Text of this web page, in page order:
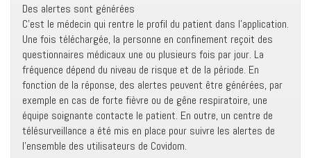
Des alertes sont générées
C’est le médecin qui rentre le profil du patient dans l’application.
Une fois téléchargée, la personne en confinement reçoit des
questionnaires médicaux une ou plusieurs fois par jour. La
fréquence dépend du niveau de risque et de la période. En
fonction de la réponse, des alertes peuvent être générées, par
exemple en cas de forte fièvre ou de gêne respiratoire, une
équipe soignante contacte le patient. En outre, un centre de
télésurveillance a été mis en place pour suivre les alertes de
l’ensemble des utilisateurs de Covidom.